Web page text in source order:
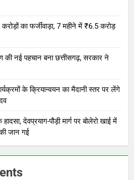
का फर्जीवाड़ा, 7 महीने में ₹6.5 करोड़
की नई पहचान बना छत्तीसगढ़, सरकार ने
के क्रियान्वयन का मैदानी स्तर पर लेंगे
देवप्रयाग-पौड़ी मार्ग पर बोलेरो खाई में
जान गई